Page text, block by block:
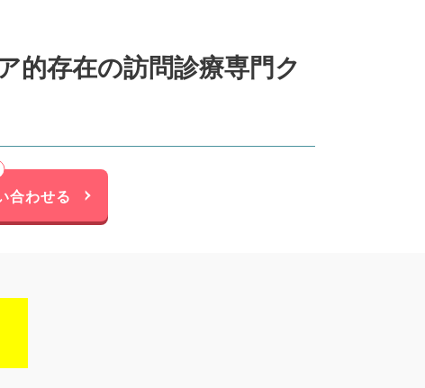
的存在の訪問診療専門ク
合わせる